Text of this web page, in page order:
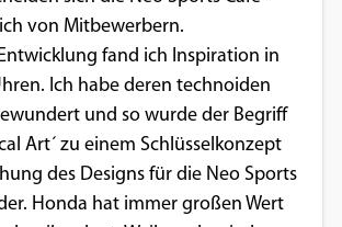
von Mitbewerbern.
fand ich Inspiration in
Ich habe deren technoiden
und so wurde der Begriff
Art´ zu einem Schlüsselkonzept
des Designs für die Neo Sports
Honda hat immer großen Wert